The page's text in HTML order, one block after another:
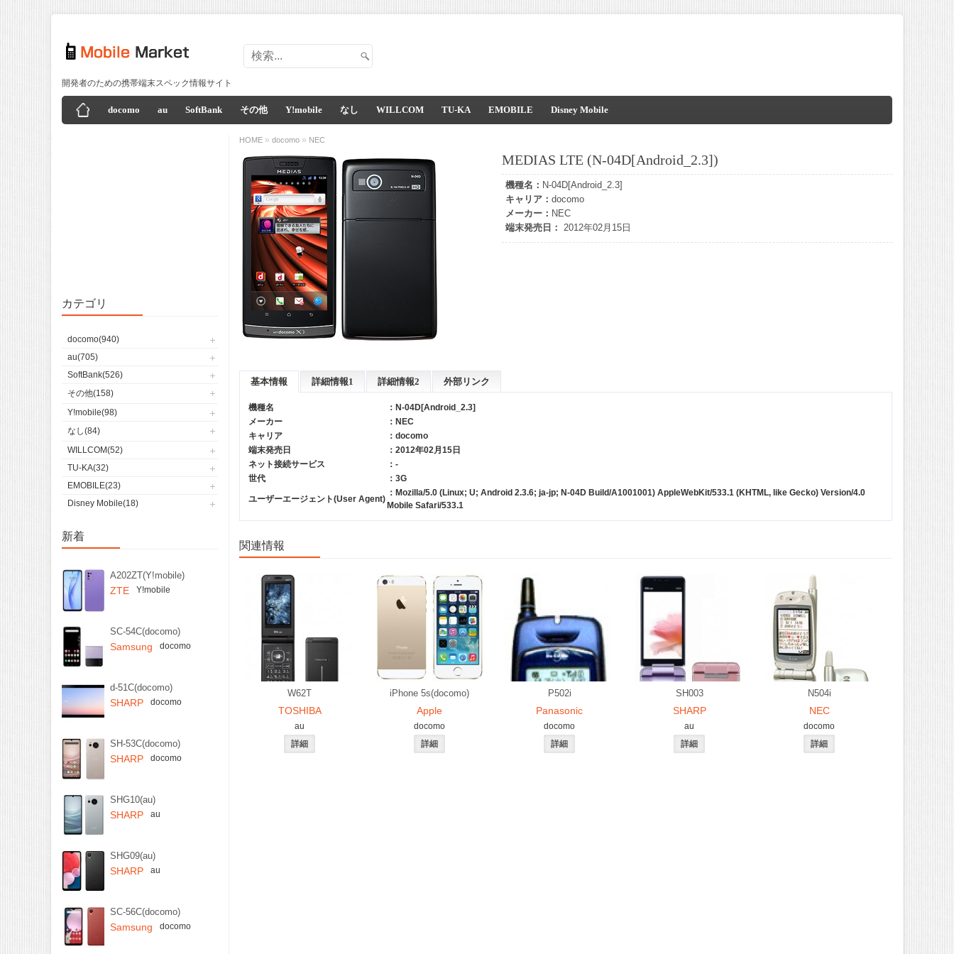
開発者のための携帯端末スペック情報サイト
docomo au SoftBank その他 Y!mobile なし WILLCOM TU-KA EMOBILE Disney Mobile
カテゴリ
docomo(940)
au(705)
SoftBank(526)
その他(158)
Y!mobile(98)
なし(84)
WILLCOM(52)
TU-KA(32)
EMOBILE(23)
Disney Mobile(18)
新着
A202ZT(Y!mobile)
ZTE Y!mobile
SC-54C(docomo)
Samsung docomo
d-51C(docomo)
SHARP docomo
SH-53C(docomo)
SHARP docomo
SHG10(au)
SHARP au
SHG09(au)
SHARP au
SC-56C(docomo)
Samsung docomo
HOME » docomo » NEC
MEDIAS LTE (N-04D[Android_2.3])
機種名： N-04D[Android_2.3]
キャリア： docomo
メーカー： NEC
端末発売日： 2012年02月15日
基本情報 詳細情報1 詳細情報2 外部リンク
機種名
：N-04D[Android_2.3]
メーカー
： NEC
キャリア
： docomo
端末発売日
：2012年02月15日
ネット接続サービス
：-
世代
：3G
ユーザーエージェント(User Agent)
：Mozilla/5.0 (Linux; U; Android 2.3.6; ja-jp; N-04D Build/A1001001) AppleWebKit/533.1 (KHTML, like Gecko) Version/4.0
Mobile Safari/533.1
関連情報
W62T
TOSHIBA
au
iPhone 5s(docomo)
Apple
docomo
P502i
Panasonic
docomo
SH003
SHARP
au
N504i
NEC
docomo